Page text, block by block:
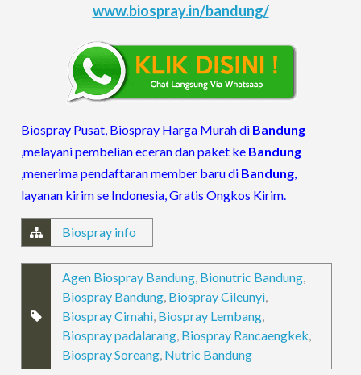
www.biospray.in/bandung/
Biospray Pusat, Biospray Harga Murah di Bandung
,melayani pembelian eceran dan paket ke Bandung
,menerima pendaftaran member baru di Bandung
layanan kirim se Indonesia, Gratis Ongkos Kirim.
Biospray info
Agen Biospray Bandung Bionutric Bandung
Biospray Bandung Biospray Cileunyi
Biospray Cimahi Biospray Lembang
Biospray padalarang Biospray Rancaengkek
Biospray Soreang Nutric Bandung